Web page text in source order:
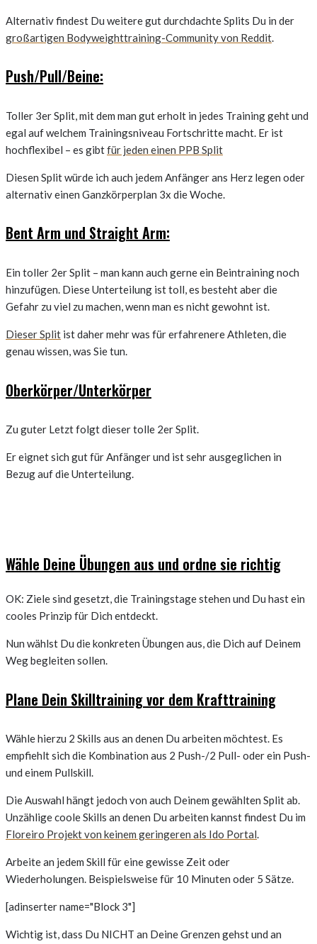
Alternativ findest Du weitere gut durchdachte Splits Du in der
großartigen Bodyweighttraining-Community von Reddit
Push/Pull/Beine:
Toller 3er Split, mit dem man gut erholt in jedes Training geht und
egal auf welchem Trainingsniveau Fortschritte macht. Er ist
hochflexibel – es gibtfür jeden einen PPB Split
Diesen Split würde ich auch jedem Anfänger ans Herz legen oder
alternativ einen Ganzkörperplan 3x die Woche.
Bent Arm und Straight Arm:
Ein toller 2er Split – man kann auch gerne ein Beintraining noch
hinzufügen. Diese Unterteilung ist toll, es besteht aber die
Gefahr zu viel zu machen, wenn man es nicht gewohnt ist.
Dieser Split ist daher mehr was für erfahrenere Athleten, die
genau wissen, was Sie tun.
Oberkörper/Unterkörper
Zu guter Letzt folgt dieser tolle 2er Split.
Er eignet sich gut für Anfänger und ist sehr ausgeglichen in
Bezug auf die Unterteilung.
Wähle Deine Übungen aus und ordne sie richtig
OK: Ziele sind gesetzt, die Trainingstage stehen und Du hast ein
cooles Prinzip für Dich entdeckt.
Nun wählst Du die konkreten Übungen aus, die Dich auf Deinem
Weg begleiten sollen.
Plane Dein Skilltraining vor dem Krafttraining
Wähle hierzu 2 Skills aus an denen Du arbeiten möchtest. Es
empfiehlt sich die Kombination aus 2 Push-/2 Pull- oder ein Push-
und einem Pullskill.
Die Auswahl hängt jedoch von auch Deinem gewählten Split ab.
Unzählige coole Skills an denen Du arbeiten kannst findest Du im
Floreiro Projekt von keinem geringeren als Ido Portal.
Arbeite an jedem Skill für eine gewisse Zeit oder
Wiederholungen. Beispielsweise für 10 Minuten oder 5 Sätze.
[adinserter name="Block 3"]
Wichtig ist, dass Du NICHT an Deine Grenzen gehst und an